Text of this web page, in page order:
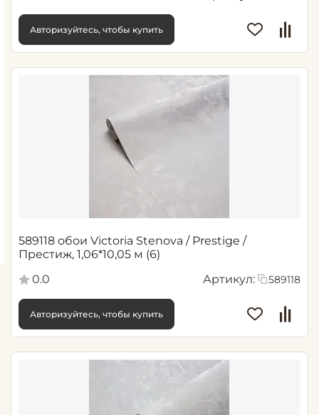
Авторизуйтесь, чтобы купить
589118 обои Victoria Stenova / Prestige /
Престиж, 1,06*10,05 м (6)
0.0
Артикул: 589118
Авторизуйтесь, чтобы купить